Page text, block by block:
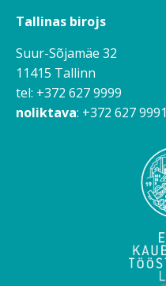
Tallinas birojs
Suur-Sõjamäe 32
11415 Tallinn
tel: +372 627 9999
noliktava: +372 627 9991